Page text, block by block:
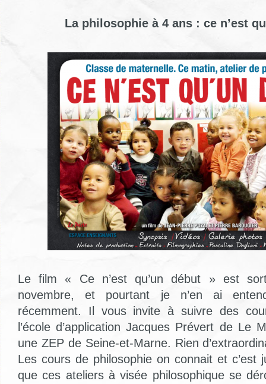
La philosophie à 4 ans : ce n’est
Le film « Ce n’est qu’un début » est
novembre, et pourtant je n’en ai
récemment. Il vous invite à suivre des
l’école d’application Jacques Prévert de Le
une ZEP de Seine-et-Marne. Rien
Les cours de philosophie on connait et c’est
que ces ateliers à visée philosophique se